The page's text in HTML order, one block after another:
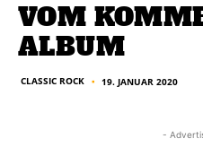
VOM
ALBUM
CLASSIC ROCK ■ 19. JANUAR 2020
-